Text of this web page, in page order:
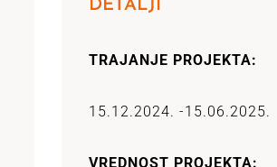
DETALJI
TRAJANJE PROJEKTA:
15.12.2024. -15.06.2025.
VREDNOST PROJEKTA: